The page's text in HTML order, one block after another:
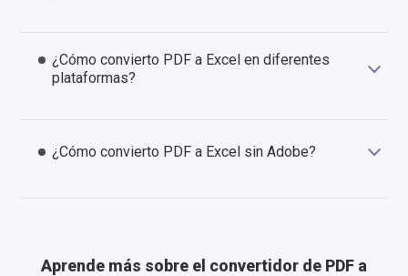
¿Cómo convierto PDF a Excel en diferentes
plataformas?
¿Cómo convierto PDF a Excel sin Adobe?
Aprende más sobre el convertidor de PDF a